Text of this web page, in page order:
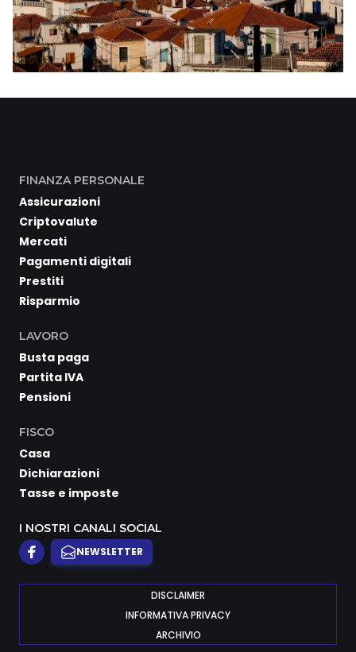
FINANZA PERSONALE
Assicurazioni
Criptovalute
Mercati
Pagamenti digitali
Prestiti
Risparmio
LAVORO
Busta paga
Partita IVA
Pensioni
FISCO
Casa
Dichiarazioni
Tasse e imposte
I NOSTRI CANALI SOCIAL
NEWSLETTER
DISCLAIMER
INFORMATIVA PRIVACY
ARCHIVIO